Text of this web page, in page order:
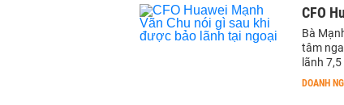
CFO
Bà
tâm
lãnh
DOANH